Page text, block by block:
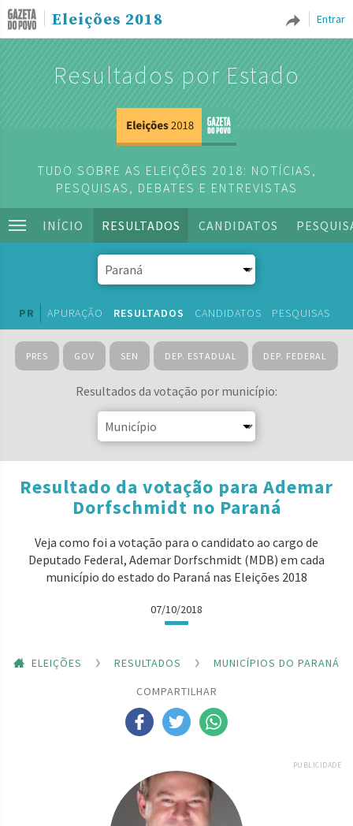
Entrar
Eleições 2018
Resultados por Estado
TUDO SOBRE AS ELEIÇÕES 2018: NOTÍCIAS,
PESQUISAS, DEBATES E ENTREVISTAS
INÍCIO RESULTADOS CANDIDATOS
PR APURAÇÃO RESULTADOS CANDIDATOS PESQUISAS
PRES GOV SEN DEP. ESTADUAL DEP. FEDERAL
Resultados da votação por município:
Resultado da votação para Ademar
Dorfschmidt no Paraná
Veja como foi a votação para o candidato ao cargo de
Deputado Federal, Ademar Dorfschmidt (MDB) em cada
município do estado do Paraná nas Eleições 2018
07/10/2018
ELEIÇÕES RESULTADOS
MUNICÍPIOS DO PARANÁ
COMPARTILHAR
PUBLICIDADE